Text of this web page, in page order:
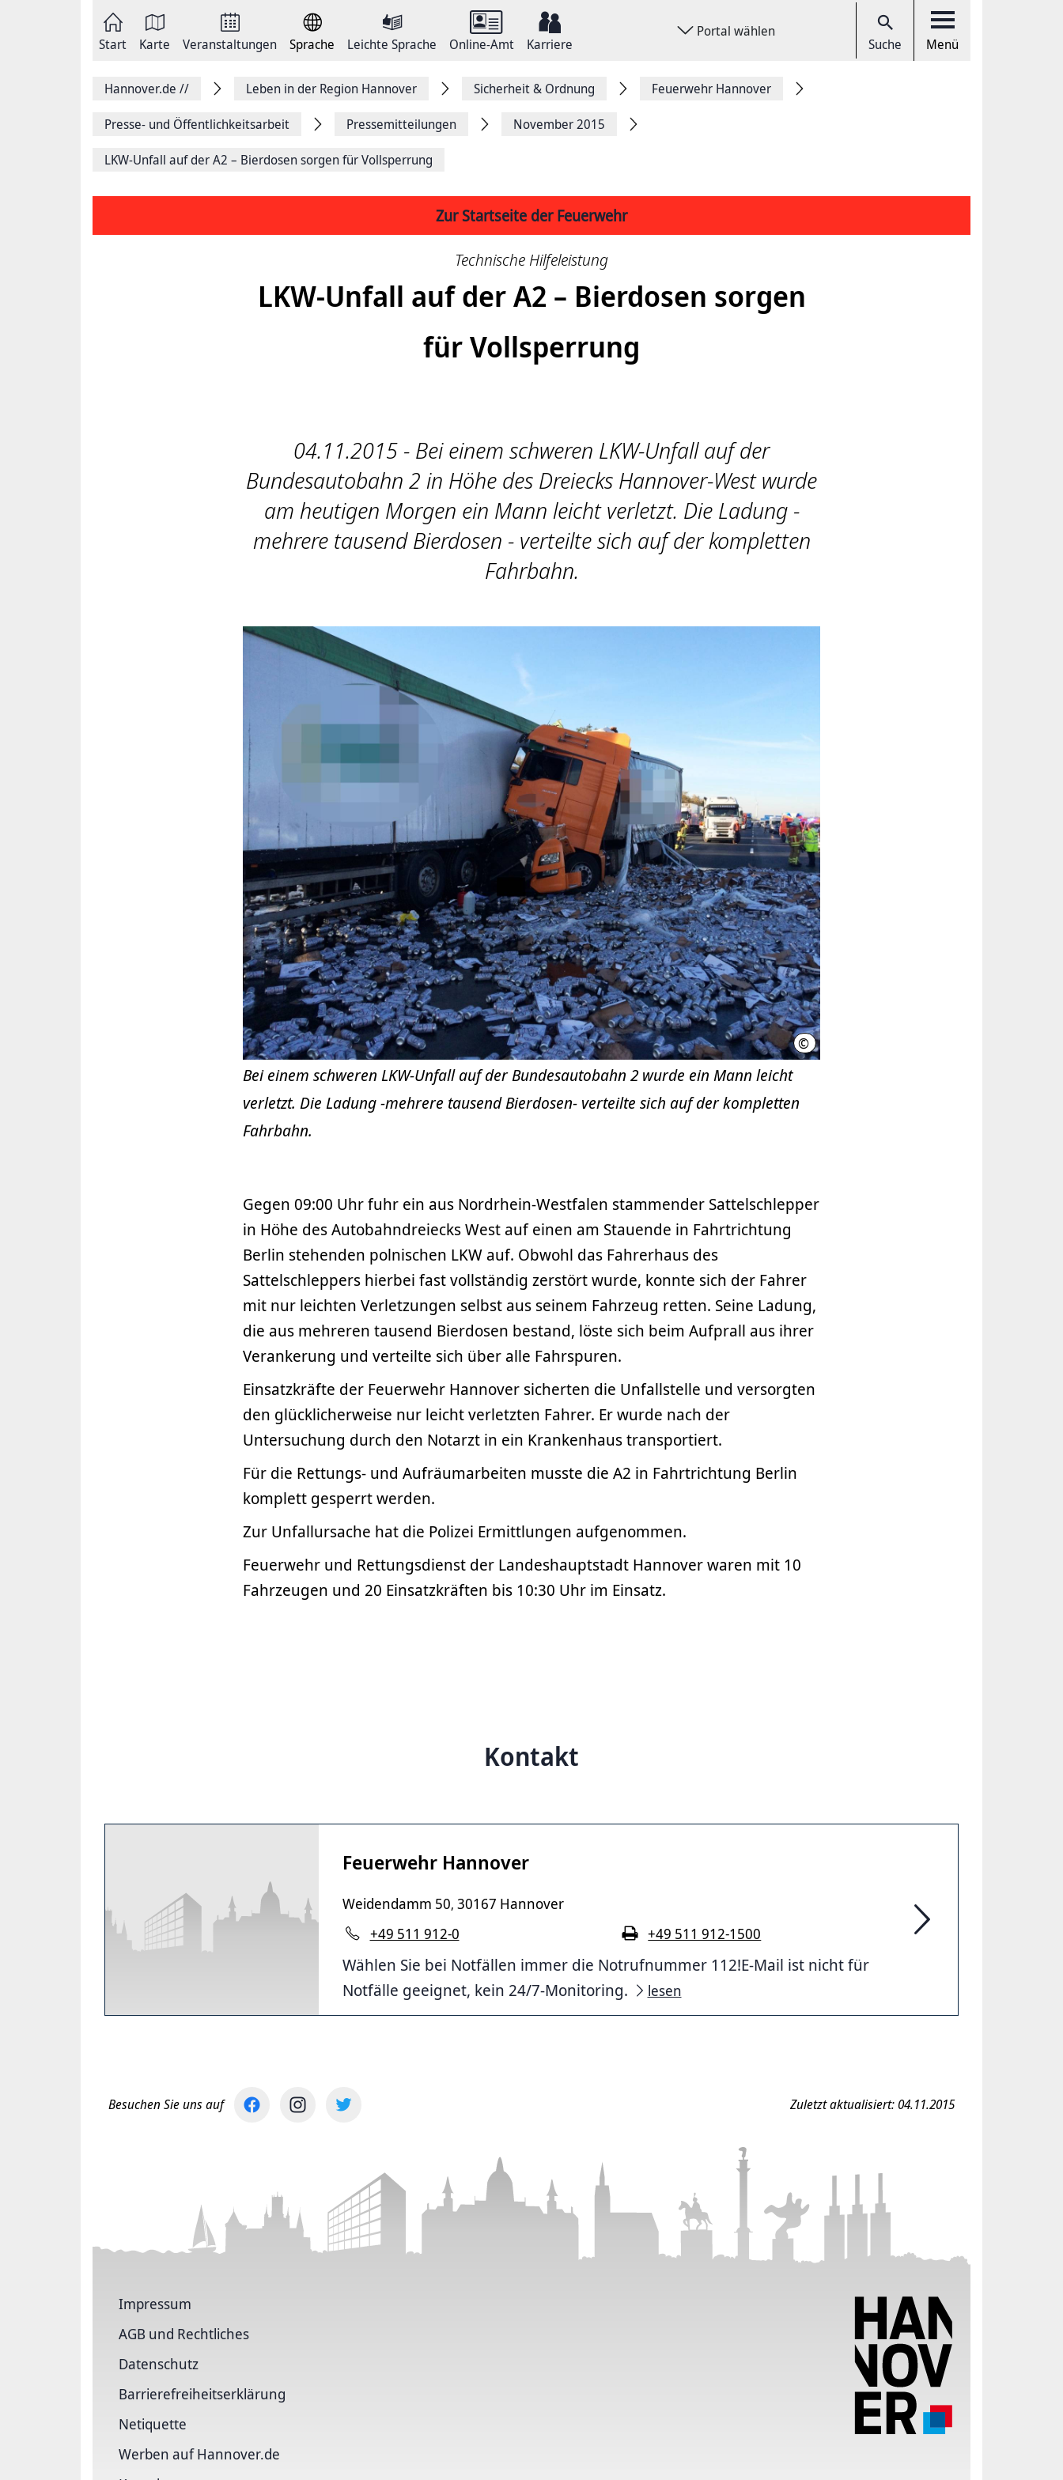
Start Karte Veranstaltungen Sprache Leichte Sprache Online-Amt Karriere
Portal wählen
Suche Menü
Hannover.de // Leben in der Region Hannover Sicherheit & Ordnung Feuerwehr Hannover
Presse- und Öffentlichkeitsarbeit Pressemitteilungen November 2015
LKW-Unfall auf der A2 – Bierdosen sorgen für Vollsperrung
Zur Startseite der Feuerwehr
Technische Hilfeleistung
LKW-Unfall auf der A2 – Bierdosen sorgen
für Vollsperrung
04.11.2015 - Bei einem schweren LKW-Unfall auf der
Bundesautobahn 2 in Höhe des Dreiecks Hannover-West wurde
am heutigen Morgen ein Mann leicht verletzt. Die Ladung -
mehrere tausend Bierdosen - verteilte sich auf der kompletten
Fahrbahn.
© Landeshauptstadt Hannover - Fachbereich Feuerwehr
Bei einem schweren LKW-Unfall auf der Bundesautobahn 2 wurde ein Mann leicht
verletzt. Die Ladung -mehrere tausend Bierdosen- verteilte sich auf der kompletten
Fahrbahn.
Gegen 09:00 Uhr fuhr ein aus Nordrhein-Westfalen stammender Sattelschlepper
in Höhe des Autobahndreiecks West auf einen am Stauende in Fahrtrichtung
Berlin stehenden polnischen LKW auf. Obwohl das Fahrerhaus des
Sattelschleppers hierbei fast vollständig zerstört wurde, konnte sich der Fahrer
mit nur leichten Verletzungen selbst aus seinem Fahrzeug retten. Seine Ladung,
die aus mehreren tausend Bierdosen bestand, löste sich beim Aufprall aus ihrer
Verankerung und verteilte sich über alle Fahrspuren.
Einsatzkräfte der Feuerwehr Hannover sicherten die Unfallstelle und versorgten
den glücklicherweise nur leicht verletzten Fahrer. Er wurde nach der
Untersuchung durch den Notarzt in ein Krankenhaus transportiert.
Für die Rettungs- und Aufräumarbeiten musste die A2 in Fahrtrichtung Berlin
komplett gesperrt werden.
Zur Unfallursache hat die Polizei Ermittlungen aufgenommen.
Feuerwehr und Rettungsdienst der Landeshauptstadt Hannover waren mit 10
Fahrzeugen und 20 Einsatzkräften bis 10:30 Uhr im Einsatz.
Kontakt
Feuerwehr Hannover
Weidendamm 50, 30167 Hannover
+49 511 912-0
+49 511 912-1500
Wählen Sie bei Notfällen immer die Notrufnummer 112!E-Mail ist nicht für
Notfälle geeignet, kein 24/7-Monitoring.
lesen
Besuchen Sie uns auf Zuletzt aktualisiert: 04.11.2015
Impressum
AGB und Rechtliches
Datenschutz
Barriere­freiheits­erklärung
Netiquette
Werben auf Hannover.de